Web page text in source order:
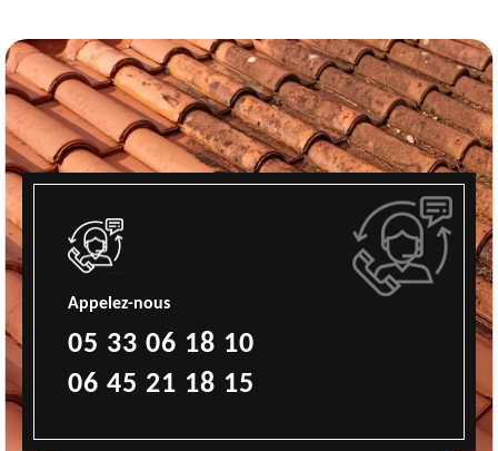
Appelez-nous
05 33 06 18 10
06 45 21 18 15